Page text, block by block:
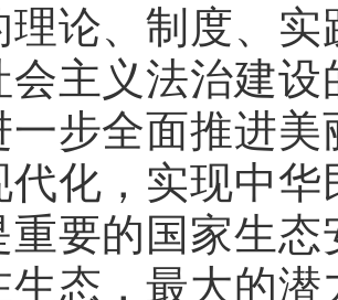
理论、制度、
会主义法治建
一步全面推进
代化，实现中
重要的国家生
生态，最大的